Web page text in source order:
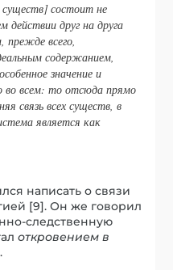
существ] состоит не
действии друг на друга
прежде всего,
содержанием,
значение и
во всем: то отсюда прямо
связь всех существ, в
является как
написать о связи
[9]. Он же говорил
следственную
откровением в